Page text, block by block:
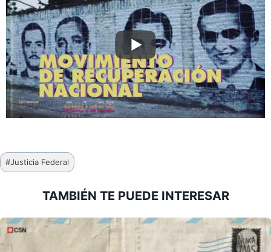
Etiquetas
de
#Justicia Federal
TAMBIÉN TE PUEDE INTERESAR